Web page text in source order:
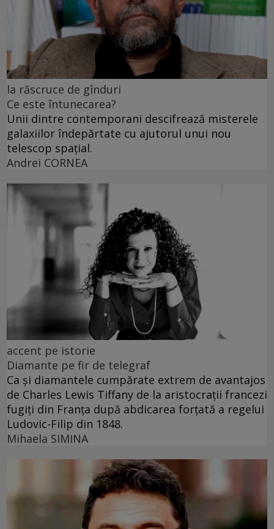
la răscruce de gînduri
Ce este întunecarea?
Unii dintre contemporani descifrează misterele
galaxiilor îndepărtate cu ajutorul unui nou
telescop spațial.
Andrei CORNEA
accent pe istorie
Diamante pe fir de telegraf
Ca și diamantele cumpărate extrem de avantajos
de Charles Lewis Tiffany de la aristocrații francezi
fugiți din Franța după abdicarea forțată a regelui
Ludovic-Filip din 1848.
Mihaela SIMINA